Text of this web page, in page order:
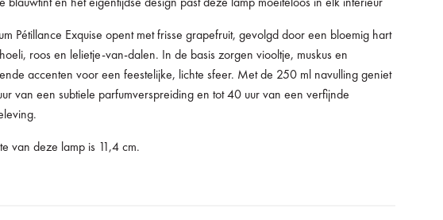
blauwtint en het eigentijdse design past deze lamp moeiteloos in elk interieur
Pétillance Exquise opent met frisse grapefruit, gevolgd door een bloemig hart
roos en lelietje-van-dalen. In de basis zorgen viooltje, muskus en
accenten voor een feestelijke, lichte sfeer. Met de 250 ml navulling geniet
van een subtiele parfumverspreiding en tot 40 uur van een verfijnde
van deze lamp is 11,4 cm.